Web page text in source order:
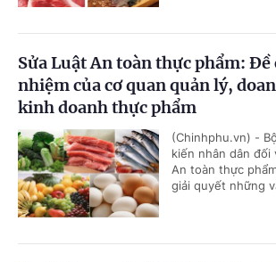
Sửa Luật An toàn thực phẩm: Đề
nhiệm của cơ quan quản lý,
kinh doanh thực phẩm
(Chinhphu.vn) -
kiến nhân dân đối
An toàn thực
giải quyết những